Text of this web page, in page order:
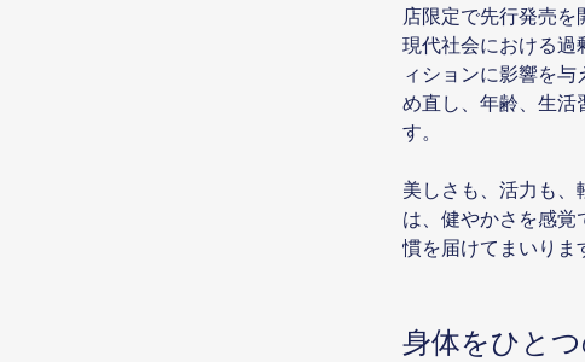
店限定で先行発売を
現代社会における過
ィションに影響を
め直し、年齢、生活
す。
美しさも、活力も、
は、健やかさを感覚
慣を届けてまいりま
身体をひと